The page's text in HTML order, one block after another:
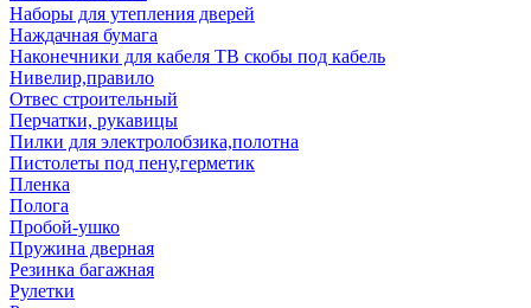
Наборы для утепления дверей
Наждачная бумага
Наконечники для кабеля ТВ скобы под кабель
Нивелир,правило
Отвес строительный
Перчатки, рукавицы
Пилки для электролобзика,полотна
Пистолеты под пену,герметик
Пленка
Полога
Пробой-ушко
Пружина дверная
Резинка багажная
Рулетки